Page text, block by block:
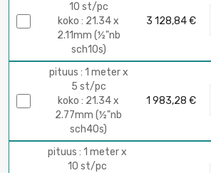
10 st/pc
koko : 21.34 x
2.11mm (½"nb
sch10s)
3 128,84 €
pituus : 1 meter x
5 st/pc
koko : 21.34 x
2.77mm (½"nb
sch40s)
1 983,28 €
pituus : 1 meter x
10 st/pc